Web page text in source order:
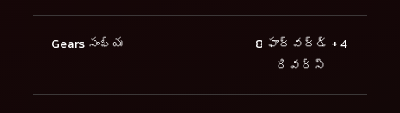
Gears సంఖ్య
8 ఫార్వర్డ్ + 4
రివర్స్